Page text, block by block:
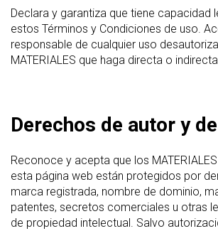
Declara y garantiza que tiene capacidad
estos Términos y Condiciones de uso.
responsable de cualquier uso
MATERIALES que haga directa o
Derechos de autor y
Reconoce y acepta que los
esta página web están protegidos por
marca registrada, nombre de dominio,
patentes, secretos comerciales u otras
de propiedad intelectual. Salvo